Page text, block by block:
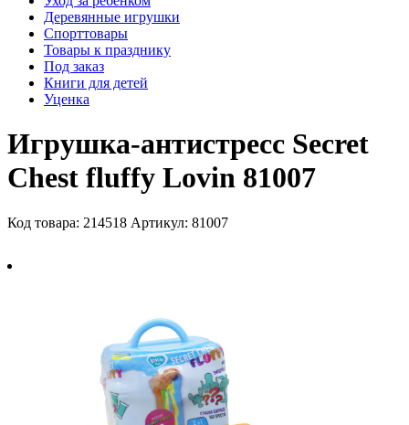
Деревянные игрушки
Спорттовары
Товары к празднику
Под заказ
Книги для детей
Уценка
Игрушка-антистресс Secret
Chest fluffy Lovin 81007
Код товара: 214518 Артикул: 81007